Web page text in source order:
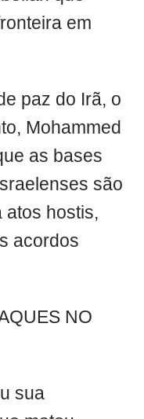
em
paz do Irã, o
Mohammed
as bases
são
atos hostis,
acordos
NO
sua